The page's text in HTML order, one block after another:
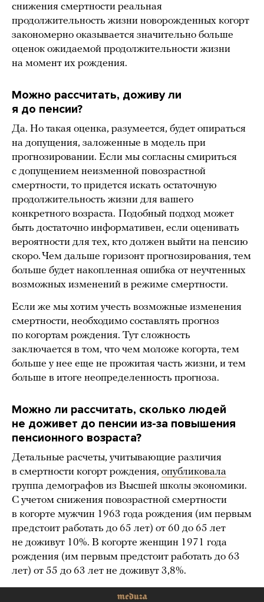
снижения смертности реальная
продолжительность жизни новорожденных когорт
закономерно оказывается значительно больше
оценок ожидаемой продолжительности жизни
на момент их рождения.
Можно рассчитать, доживу ли
я до пенсии?
Да. Но такая оценка, разумеется, будет опираться
на допущения, заложенные в модель при
прогнозировании. Если мы согласны смириться
с допущением неизменной повозрастной
смертности, то придется искать остаточную
продолжительность жизни для вашего
конкретного возраста. Подобный подход может
быть достаточно информативен, если оценивать
вероятности для тех, кто должен выйти на пенсию
скоро. Чем дальше горизонт прогнозирования, тем
больше будет накопленная ошибка от неучтенных
возможных изменений в режиме смертности.
Если же мы хотим учесть возможные изменения
смертности, необходимо составлять прогноз
по когортам рождения. Тут сложность
заключается в том, что чем моложе когорта, тем
больше у нее еще не прожитая часть жизни, и тем
больше в итоге неопределенность прогноза.
Можно ли рассчитать, сколько людей
не доживет до пенсии из-за повышения
пенсионного возраста?
Детальные расчеты, учитывающие различия
в смертности когорт рождения, опубликовала
группа демографов из Высшей школы экономики.
С учетом снижения повозрастной смертности
в когорте мужчин 1963 года рождения (им первым
предстоит работать до 65 лет) от 60 до 65 лет
не доживут 10%. В когорте женщин 1971 года
рождения (им первым предстоит работать до 63
лет) от 55 до 63 лет не доживут 3,8%.